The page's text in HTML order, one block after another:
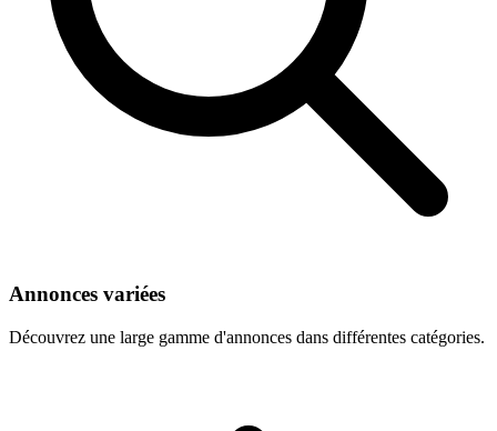
Annonces variées
Découvrez une large gamme d'annonces dans différentes catégories.